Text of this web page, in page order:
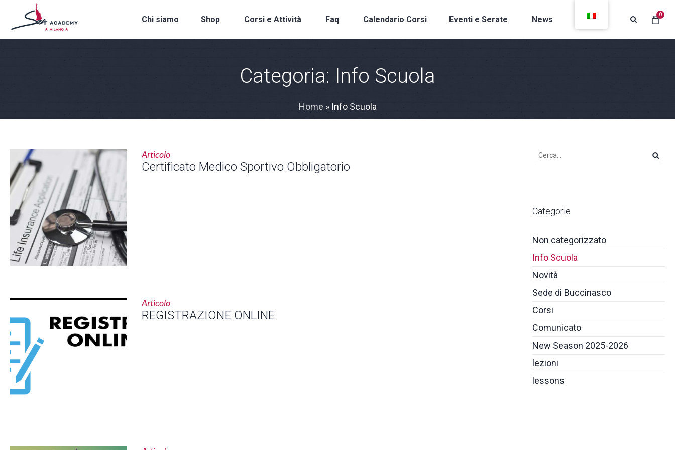
0
Chi siamo Shop Corsi e Attività Faq Calendario Corsi Eventi e Serate News Contatti
Categoria: Info Scuola
Home » Info Scuola
Articolo
Certificato Medico Sportivo Obbligatorio
Articolo
REGISTRAZIONE ONLINE
Categorie
Non categorizzato
Info Scuola
Novità
Sede di Buccinasco
Corsi
Comunicato
New Season 2025-2026
lezioni
lessons